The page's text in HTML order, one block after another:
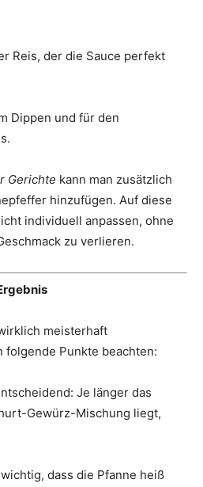
Reis, der die Sauce perfekt
Dippen und für den
Gerichte kann man zusätzlich
hinzufügen. Auf diese
individuell anpassen, ohne
zu verlieren.
meisterhaft
folgende Punkte beachten:
Je länger das
Gewürz-Mischung liegt,
dass die Pfanne heiß